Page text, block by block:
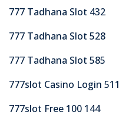
777 Tadhana Slot 432
777 Tadhana Slot 528
777 Tadhana Slot 585
777slot Casino Login 511
777slot Free 100 144